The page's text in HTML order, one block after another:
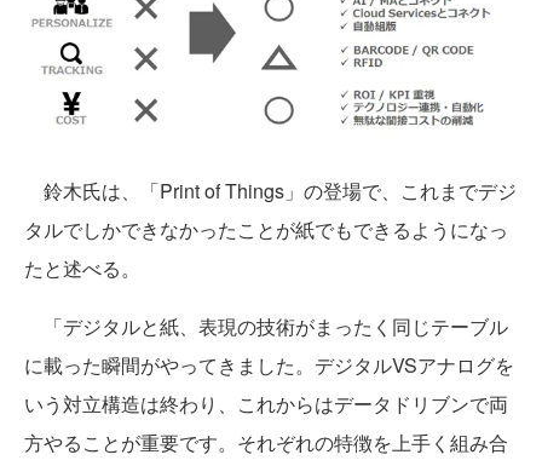
鈴木氏は、「Print of Things」の登場で、これまでデジ
タルでしかできなかったことが紙でもできるようになっ
たと述べる。
「デジタルと紙、表現の技術がまったく同じテーブル
に載った瞬間がやってきました。デジタルVSアナログを
いう対立構造は終わり、これからはデータドリブンで両
方やることが重要です。それぞれの特徴を上手く組み合